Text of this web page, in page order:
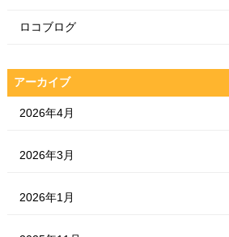
ロコブログ
アーカイブ
2026年4月
2026年3月
2026年1月